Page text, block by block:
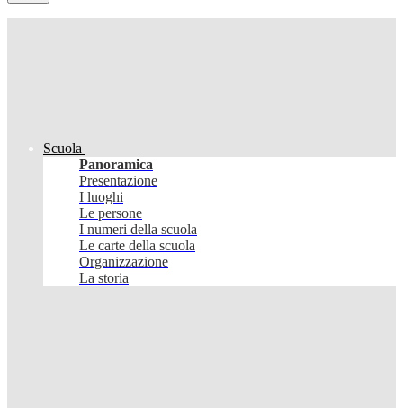
Scuola
Panoramica
Presentazione
I luoghi
Le persone
I numeri della scuola
Le carte della scuola
Organizzazione
La storia